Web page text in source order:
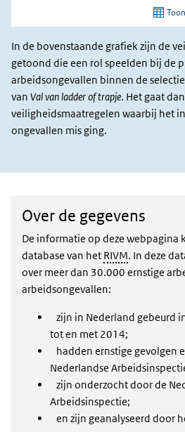
In de bovenstaande grafiek zijn de
getoond die een rol speelden bij de
arbeidsongevallen binnen de
van Val van ladder of trapje. Het gaat
veiligheidsmaatregelen waarbij het
ongevallen mis ging.
Over de gegevens
De informatie op deze webpagina
database van het RIVM. In deze
over meer dan 30.000 ernstige
arbeidsongevallen:
zijn in Nederland gebeurd
tot en met 2014;
hadden ernstige gevolgen
Nederlandse
zijn onderzocht door de
Arbeidsinspectie;
en zijn geanalyseerd door